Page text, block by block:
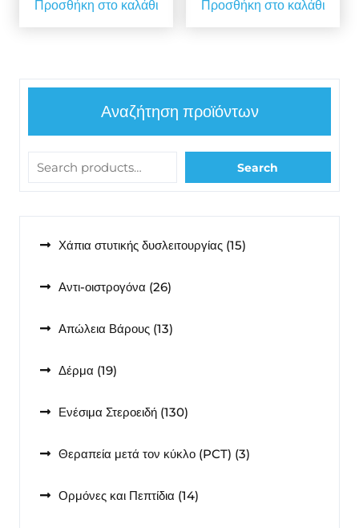
Προσθήκη στο καλάθι Προσθήκη στο καλάθι
Αναζήτηση προϊόντων
Search
Χάπια στυτικής δυσλειτουργίας 1515
Αντι-οιστρογόνα 2626
Απώλεια Βάρους 1313
Δέρμα 1919
Ενέσιμα Στεροειδή 130130
Θεραπεία μετά τον κύκλο (PCT) 33
Ορμόνες και Πεπτίδια 1414